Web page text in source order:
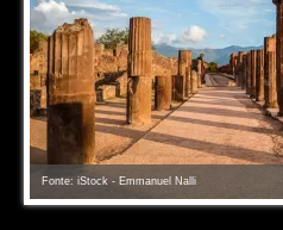
Fonte: iStock - Emmanuel Nalli